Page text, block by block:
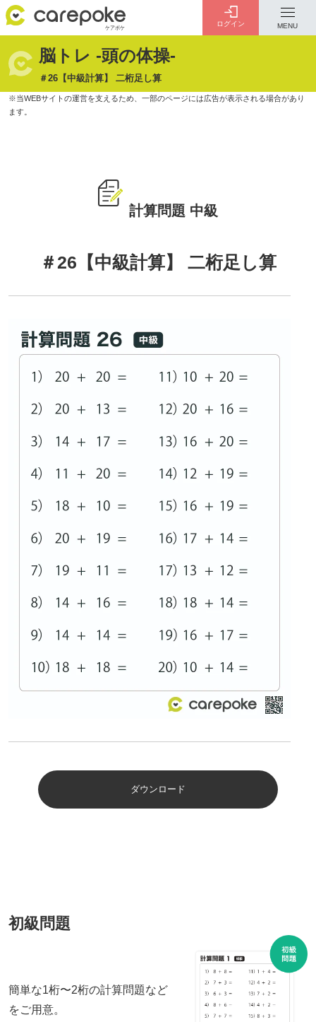
ログイン MENU
会員登録
ID・パスワードをお忘れの方はこちら
介護 お金のこと 病院・施設 介護保険制度
リハビリ・介護
予防
病気・感染症
はじめての介護
脳トレ -頭の体操-
ポケットレシピ
キャンペーン一覧
天気予報
運営会社
掲載をご希望の方
脳トレ -頭の体操-
＃26【中級計算】 二桁足し算
計算問題 中級
＃26【中級計算】 二桁足し算
ダウンロード
初級問題
簡単な1桁〜2桁の計算問題など
をご用意。